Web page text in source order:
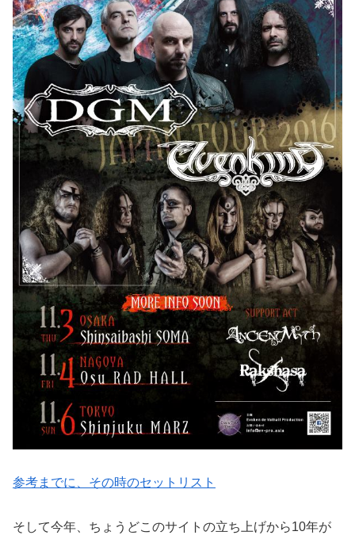
参考までに、その時のセットリスト
そして今年、ちょうどこのサイトの立ち上げから10年が